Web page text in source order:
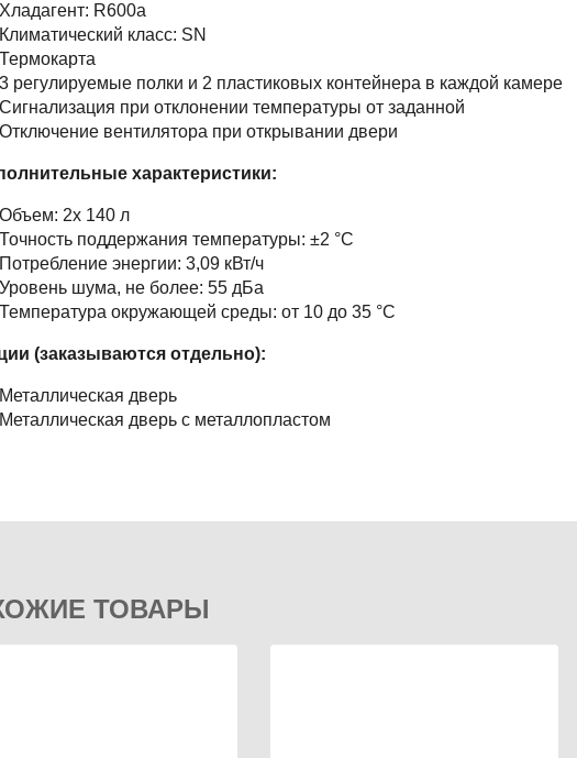
Хладагент: R600a
Климатический класс: SN
Термокарта
3 регулируемые полки и 2 пластиковых контейнера в каждой камере
Сигнализация при отклонении температуры от заданной
Отключение вентилятора при открывании двери
характеристики:
Объем: 2х 140 л
Точность поддержания температуры: ±2 °С
Потребление энергии: 3,09 кВт/ч
Уровень шума, не более: 55 дБа
Температура окружающей среды: от 10 до 35 °C
(заказываются отдельно):
Металлическая дверь
Металлическая дверь с металлопластом
ТОВАРЫ